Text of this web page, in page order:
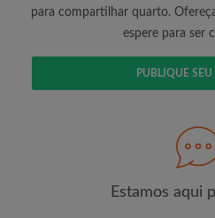
Gostaria de receber ofertas
Procure pelo que é
para compartilhar quarto.
espere para ser
PUBLIQUE
Estamos aqui